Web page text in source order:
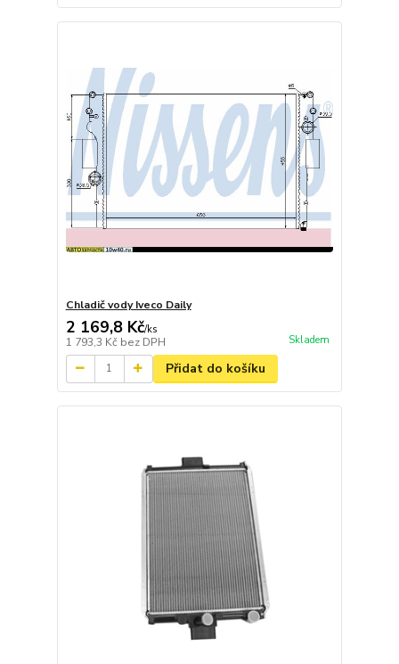
Chladič vody Iveco Daily
2 169,8 Kč/ks
1 793,3 Kč bez DPH Skladem
Přidat do košíku